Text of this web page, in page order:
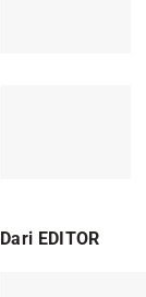
Dari EDITOR